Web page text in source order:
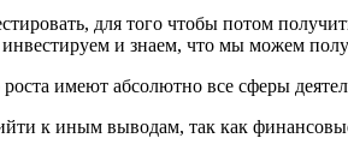
для того чтобы потом
и знаем, что мы можем
имеют абсолютно все сферы
к иным выводам, так как